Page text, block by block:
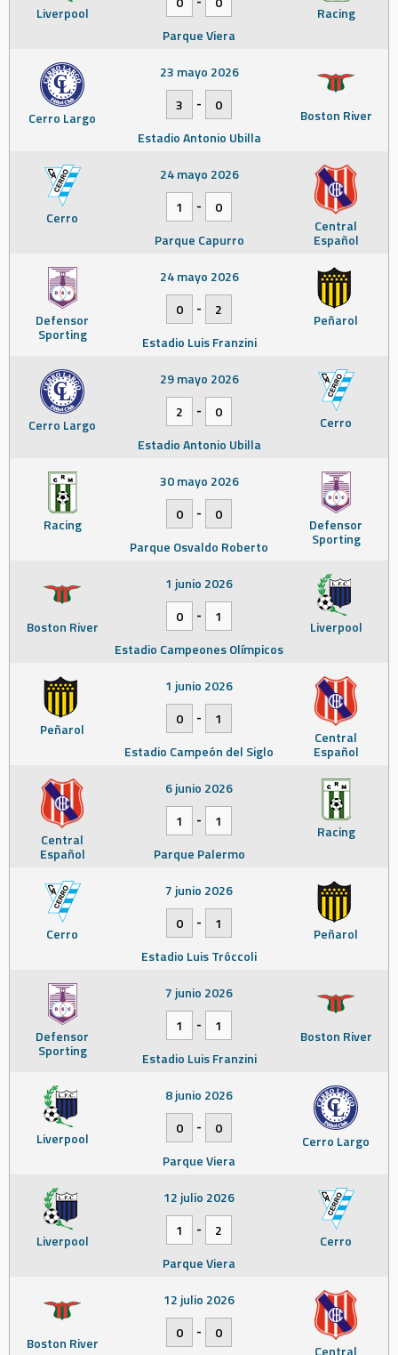
Liverpool Racing
Parque Viera
Cerro Largo Boston River
23 mayo 2026
3
-
0
Estadio Antonio Ubilla
Cerro Central
Español
24 mayo 2026
1
-
0
Parque Capurro
Defensor
Sporting
Peñarol
24 mayo 2026
0
-
2
Estadio Luis Franzini
Cerro Largo Cerro
29 mayo 2026
2
-
0
Estadio Antonio Ubilla
Racing Defensor
Sporting
30 mayo 2026
0
-
0
Parque Osvaldo Roberto
Boston River Liverpool
1 junio 2026
0
-
1
Estadio Campeones Olímpicos
Peñarol Central
Español
1 junio 2026
0
-
1
Estadio Campeón del Siglo
Central
Español
Racing
6 junio 2026
1
-
1
Parque Palermo
Cerro Peñarol
7 junio 2026
0
-
1
Estadio Luis Tróccoli
Defensor
Sporting
Boston River
7 junio 2026
1
-
1
Estadio Luis Franzini
Liverpool Cerro Largo
8 junio 2026
0
-
0
Parque Viera
Liverpool Cerro
12 julio 2026
1
-
2
Parque Viera
Boston River Central
12 julio 2026
0
-
0